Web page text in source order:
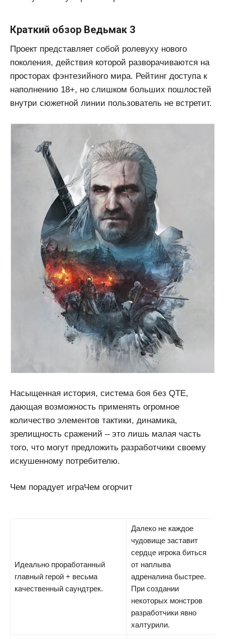
Краткий обзор Ведьмак 3
Проект представляет собой ролевуху нового
поколения, действия которой разворачиваются на
просторах фэнтезийного мира. Рейтинг доступа к
наполнению 18+, но слишком больших пошлостей
внутри сюжетной линии пользователь не встретит.
Насыщенная история, система боя без QTE,
дающая возможность применять огромное
количество элементов тактики, динамика,
зрелищность сражений – это лишь малая часть
того, что могут предложить разработчики своему
искушенному потребителю.
Чем порадует играЧем огорчит
Идеально проработанный
главный герой + весьма
качественный саундтрек.
Далеко не каждое
чудовище заставит
сердце игрока биться
от наплыва
адреналина быстрее.
При создании
некоторых монстров
разработчики явно
халтурили.